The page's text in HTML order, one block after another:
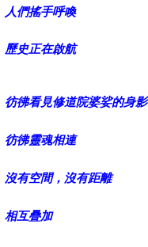
人們搖手呼喚
歷史正在啟航
彷彿看見修道院婆娑的身影
彷彿靈魂相連
沒有空間，沒有距離
相互疊加